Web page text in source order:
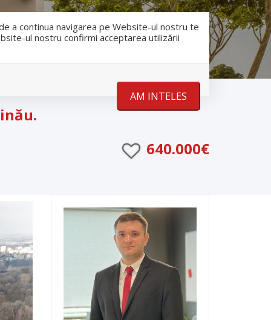
a continua navigarea pe Website-ul nostru te
ul nostru confirmi acceptarea utilizării
AM INTELES
RO RU
+37369883878
640.000€